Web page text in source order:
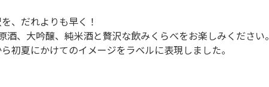
、だれよりも早く！
、大吟醸、純米酒と贅沢な飲みくらべをお楽しみください。
初夏にかけてのイメージをラベルに表現しました。